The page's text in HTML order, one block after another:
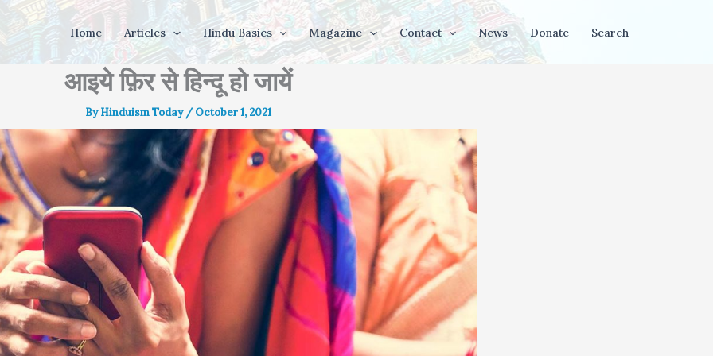
Home Articles Hindu Basics Magazine Contact News Donate Search
आइये फ़िर से हिन्दू हो जायें
ByHinduism Today / October 1, 2021